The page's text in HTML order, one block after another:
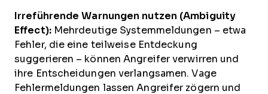
Irreführende Warnungen nutzen (Ambiguity
Effect):Mehrdeutige Systemmeldungen – etwa
Fehler, die eine teilweise Entdeckung
suggerieren – können Angreifer verwirren und
ihre Entscheidungen verlangsamen. Vage
Fehlermeldungen lassen Angreifer zögern und